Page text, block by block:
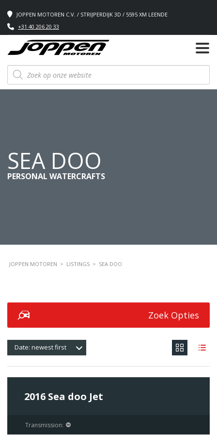
JOPPEN MOTOREN C.V. / STRIJPERDIJK 3D / 5595 XM LEENDE
+31 40 206 20 33
Producten
zoeken
SEA DOO
PERSONAL WATERCRAFTS
JOPPEN MOTOREN > LISTINGS > SEA DOO
Zoek Opties
Date: newest first
SPECIAL
$70 000
2016 Sea doo Jet
Transmission: